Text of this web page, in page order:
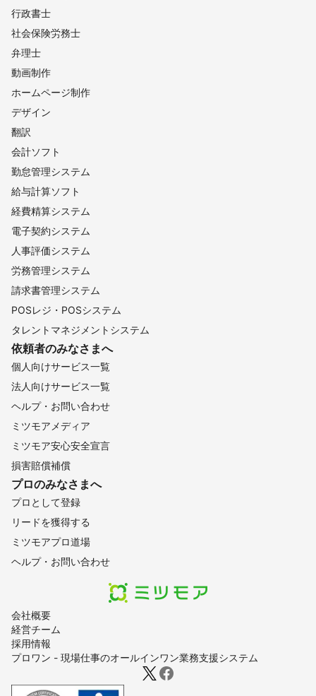
会社概要
経営チーム
採用情報
プロワン - 現場仕事のオールインワン業務支援システム
行政書士
社会保険労務士
弁理士
動画制作
ホームページ制作
デザイン
翻訳
会計ソフト
勤怠管理システム
給与計算ソフト
経費精算システム
電子契約システム
人事評価システム
労務管理システム
請求書管理システム
POSレジ・POSシステム
タレントマネジメントシステム
依頼者のみなさまへ
個人向けサービス一覧
法人向けサービス一覧
ヘルプ・お問い合わせ
ミツモアメディア
ミツモア安心安全宣言
損害賠償補償
プロのみなさまへ
プロとして登録
リードを獲得する
ミツモアプロ道場
ヘルプ・お問い合わせ